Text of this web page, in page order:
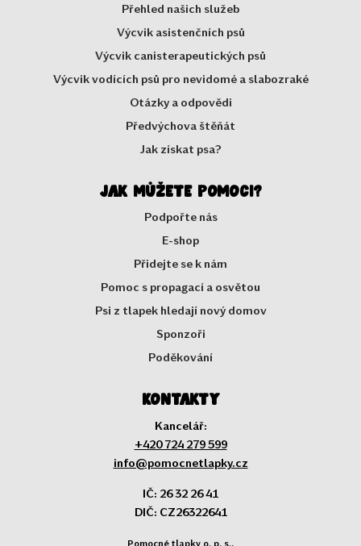
Přehled našich služeb
Výcvik asistenčních psů
Výcvik canisterapeutických psů
Výcvik vodících psů pro nevidomé a slabozraké
Otázky a odpovědi
Předvýchova štěňát
Jak získat psa?
Jak můžete pomoci?
Podpořte nás
E-shop
Přidejte se k nám
Pomoc s propagací a osvětou
Psi z tlapek hledají nový domov
Sponzoři
Poděkování
Kontakty
Kancelář:
+420 724 279 599
info@pomocnetlapky.cz
IČ: 26 32 26 41
DIČ: CZ26322641
Pomocné tlapky o. p. s.,